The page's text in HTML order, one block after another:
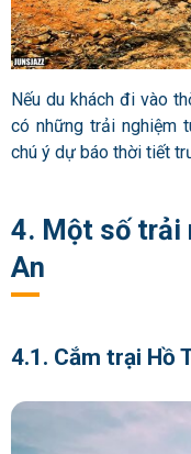
Nếu du khách đi vào
có những trải nghiệm
chú ý dự báo thời tiết
4. Một số trải
An
4.1. Cắm trại Hồ